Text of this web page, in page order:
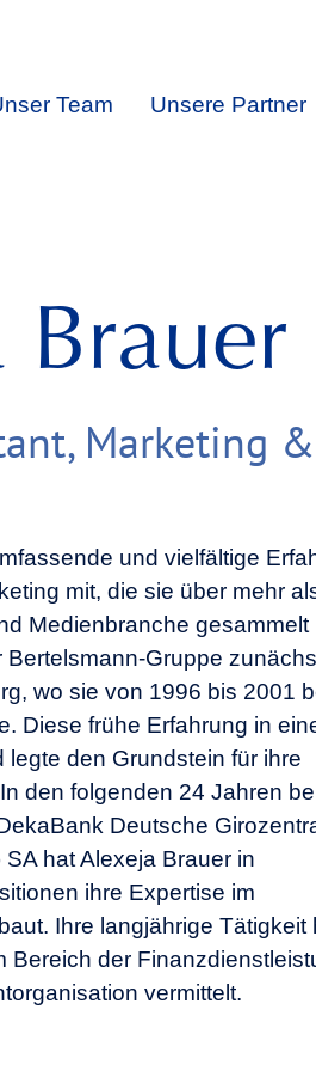
Team Unsere Partner
Marketing &
und vielfältige
mit, die sie über mehr
Medienbranche gesammelt
Gruppe
wo sie von 1996 bis 2001
Diese frühe Erfahrung in
den Grundstein für ihre
den folgenden 24 Jahren
Deutsche
hat Alexeja Brauer in
ihre Expertise im
Ihre langjährige Tätigkeit
Bereich der
vermittelt.